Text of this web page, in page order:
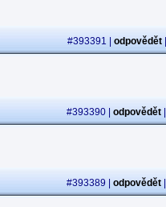
#393391 | odpovědět
#393390 | odpovědět
#393389 | odpovědět